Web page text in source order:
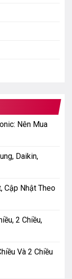
Nên Mua
Daikin,
Cập Nhật Theo
2 Chiều,
Và 2 Chiều